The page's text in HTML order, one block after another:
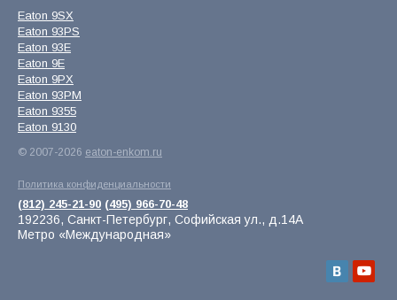
Eaton 9SX
Eaton 93PS
Eaton 93E
Eaton 9E
Eaton 9PX
Eaton 93PM
Eaton 9355
Eaton 9130
© 2007-2026 eaton-enkom.ru
Политика конфиденциальности
(812) 245-21-90 (495) 966-70-48
192236, Санкт-Петербург, Софийская ул., д.14А
Метро «Международная»